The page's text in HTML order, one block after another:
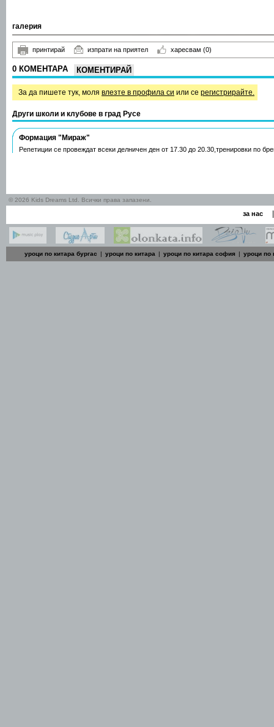
галерия
принтирай изпрати на приятел харесвам (0)
0 КОМЕНТАРА КОМЕНТИРАЙ
За да пишете тук, моля влезте в профила си или се регистрирайте.
Други школи и клубове в град Русе
Формация "Мираж"
Репетиции се провеждат всеки делничен ден от 17.30 до 20.30,тренировки по
© 2026 Kids Dreams Ltd. Всички права запазени.
за нас
уроци по китара бургас | уроци по китара | уроци по китара софия | уроци по